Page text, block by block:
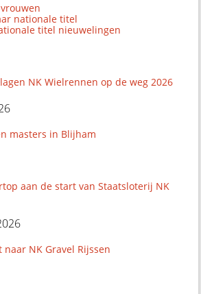
nationale titel
titel nieuwelingen
NK Wielrennen op de weg 2026
masters in Blijham
aan de start van Staatsloterij NK
NK Gravel Rijssen